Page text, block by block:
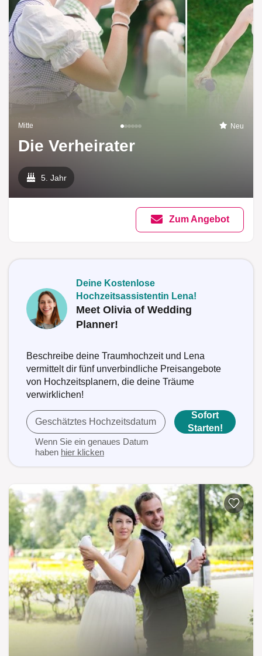
Mitte Neu
Die Verheirater
5. Jahr
Zum Angebot
Deine Kostenlose
Hochzeitsassistentin Lena!
Meet Olivia of Wedding
Planner!
Beschreibe deine Traumhochzeit und Lena
vermittelt dir fünf unverbindliche Preisangebote
von Hochzeitsplanern, die deine Träume
verwirklichen!
Geschätztes Hochzeitsdatum
Wenn Sie ein genaues Datum
haben hier klicken
Sofort
Starten!